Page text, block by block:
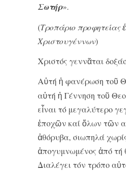
Σωτήρ».
(Τροπάριο προφητείας
Χριστουγέννων)
Χριστός γεννᾶται
Αὐτή ἡ φανέρωση τοῦ
αὐτή ἡ Γέννηση τοῦ
εἶναι τό μεγαλύτερο
ἐποχῶν καί ὅλων τῶν
ἀθόρυβα, σιωπηλά
ἀπογυμνωμένος ἀπό τή
Διαλέγει τόν τρόπο